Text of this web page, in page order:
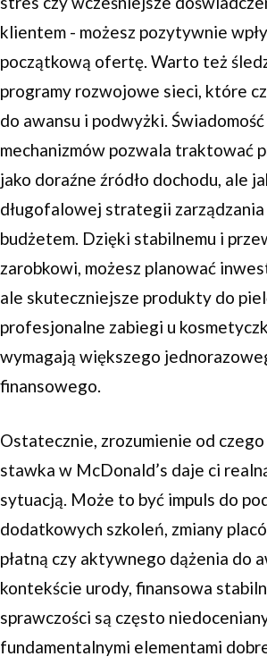
klientem - możesz pozytywnie
początkową ofertę. Warto też
programy rozwojowe sieci, które
do awansu i podwyżki.
mechanizmów pozwala traktować
jako doraźne źródło dochodu, ale
długofalowej strategii zarządzania
budżetem. Dzięki stabilnemu i
zarobkowi, możesz planować
ale skuteczniejsze produkty do
profesjonalne zabiegi u
wymagają większego
finansowego.
Ostatecznie, zrozumienie od
stawka w McDonald’s daje ci
sytuacją. Może to być impuls do
dodatkowych szkoleń, zmiany
płatną czy aktywnego dążenia do
kontekście urody, finansowa
sprawczości są często
fundamentalnymi elementami